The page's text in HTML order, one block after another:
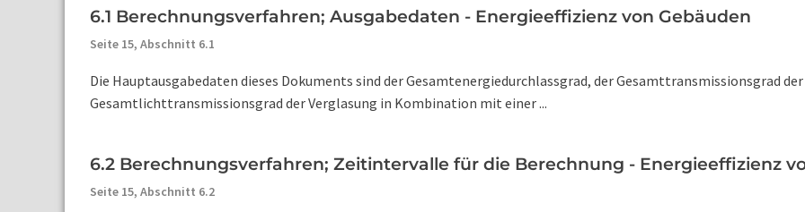
6.1 Berechnungsverfahren; Ausgabedaten - Energieeffizienz von Gebäuden
Seite 15, Abschnitt 6.1
Die Hauptausgabedaten dieses Dokuments sind der Gesamtenergiedurchlassgrad, der Gesamttransmissionsgrad
Gesamtlichttransmissionsgrad der Verglasung in Kombination mit einer ...
6.2 Berechnungsverfahren; Zeitintervalle für die Berechnung - Energieeffizienz
Seite 15, Abschnitt 6.2